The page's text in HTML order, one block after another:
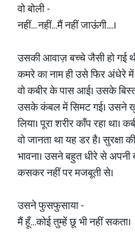
वो बोली -
नहीं… नहीं…मैं नहीं जाऊंगी....।
उसकी आवाज़ बच्चे जैसी हो गई
कमरे का नाम ही उसे फिर अंधेरे
वो कबीर के पास आई। उसके
उसके कंबल में सिमट गई। उसने
लिया। पूरा शरीर काँप रहा था।
वो जानता था यह डर है। सुरक्षा
भावना। उसने बहुत धीरे से
कसकर नहीं पर मजबूती से।
उसने फुसफुसाया -
मैं हूँ…कोई तुम्हें छू भी नहीं सकता।